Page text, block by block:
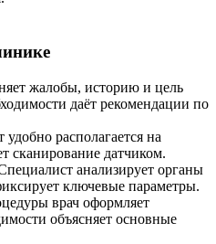
жалобы, историю и цель
даёт рекомендации по
располагается на
сканирование датчиком.
анализирует органы
ключевые параметры.
врач оформляет
объясняет основные